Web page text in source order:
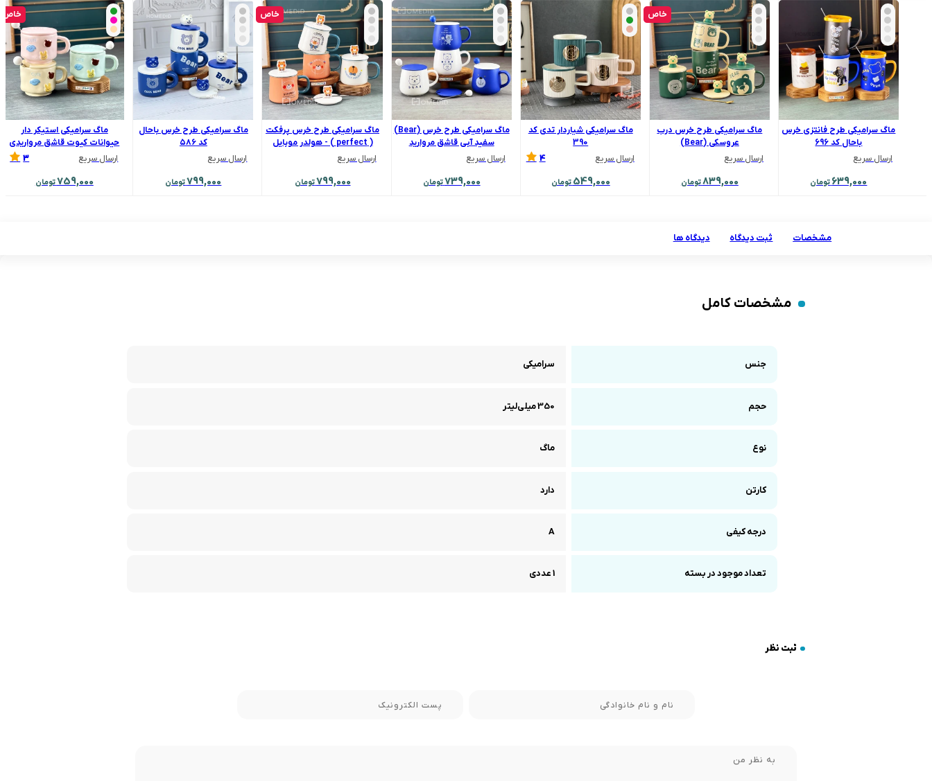
ماگ سرامیکی طرح فانتزی خرس
باحال کد 696
ارسال سریع
639,000تومان
خاص
ماگ سرامیکی طرح خرس درب
عروسکی (Bear)
ارسال سریع
839,000تومان
ماگ سرامیکی شیاردار تدی کد
390
ارسال سریع
4
549,000تومان
ماگ سرامیکی طرح خرس (Bear)
سفید آبی قاشق مروارید
ارسال سریع
739,000تومان
خاص
ماگ سرامیکی طرح خرس پرفکت
( perfect ) - هولدر موبایل
ارسال سریع
799,000تومان
ماگ سرامیکی طرح خرس باحال
کد ۵۸۶
ارسال سریع
799,000تومان
خاص
ماگ سرامیکی استیکر دار
حیوانات کیوت قاشق مرواریدی
ارسال سریع
3
759,000تومان
مشخصات ثبت دیدگاه دیدگاه ها
مشخصات کامل
جنس سرامیکی
حجم 350 میلی‌لیتر
نوع ماگ
کارتن دارد
درجه کیفی A
تعداد موجود در بسته 1 عددی
ثبت نظر